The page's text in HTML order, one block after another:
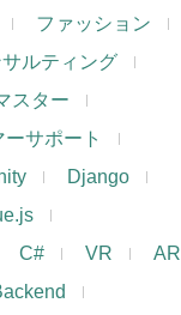
ファッション
サルティング
スター
ーサポート
Django
C# VR
AR